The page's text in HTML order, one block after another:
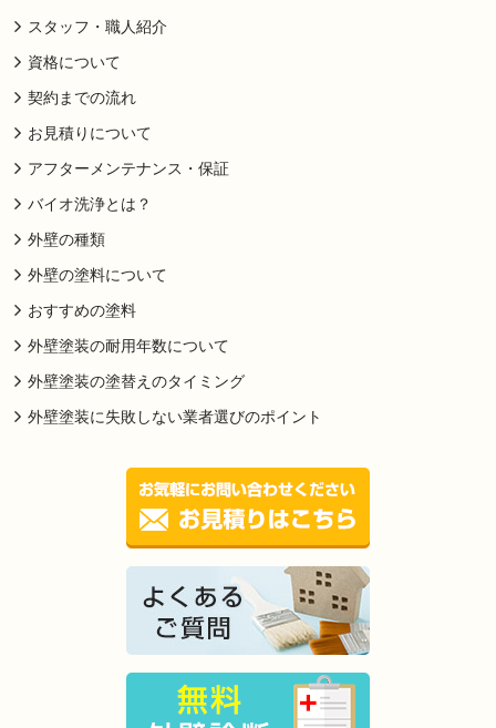
スタッフ・職人紹介
資格について
契約までの流れ
お見積りについて
アフターメンテナンス・保証
バイオ洗浄とは？
外壁の種類
外壁の塗料について
おすすめの塗料
外壁塗装の耐用年数について
外壁塗装の塗替えのタイミング
外壁塗装に失敗しない業者選びのポイント